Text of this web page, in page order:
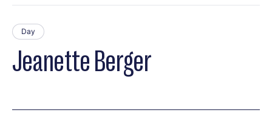
Jeanette Berger
Day